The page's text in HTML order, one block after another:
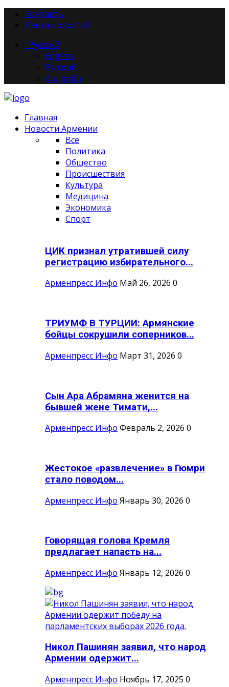
Контакты
Лента новостей
Русский
English
Русский
Հայերեն
Главная
Новости Армении
Все
Политика
Общество
Происшествия
Культура
Медицина
Экономика
Спорт
ЦИК признал утратившей силу
регистрацию избирательного...
Арменпресс Инфо Май 26, 2026 0
ТРИУМФ В ТУРЦИИ: Армянские
бойцы сокрушили соперников...
Арменпресс Инфо Март 31, 2026 0
Сын Ара Абрамяна женится на
бывшей жене Тимати,...
Арменпресс Инфо Февраль 2, 2026 0
Жестокое «развлечение» в Гюмри
стало поводом...
Арменпресс Инфо Январь 30, 2026 0
Говорящая голова Кремля
предлагает напасть на...
Арменпресс Инфо Январь 12, 2026 0
Никол Пашинян заявил, что народ
Армении одержит...
Арменпресс Инфо Ноябрь 17, 2025 0